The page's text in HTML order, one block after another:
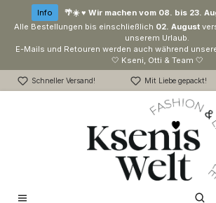
Zum Hauptinhalt springen
Info
🌴☀️ ♥ Wir machen vom 08. bis 23.
Alle Bestellungen bis einschließlich 02. August
unserem Urlaub.
E-Mails und Retouren werden auch während
🤍 Kseni, Otti & Team 🤍
Schneller Versand! Mit Liebe gepackt!